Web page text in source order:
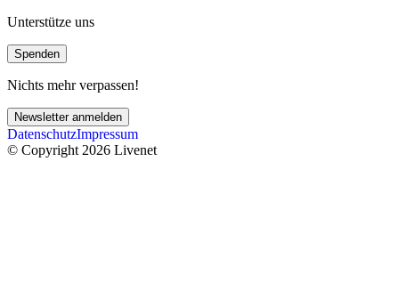
Unterstütze uns
Spenden
Nichts mehr verpassen!
Newsletter anmelden
DatenschutzImpressum
© Copyright 2026 Livenet